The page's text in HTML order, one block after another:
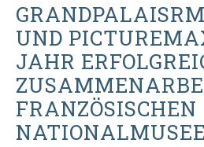
UND
JAHR
FRANZÖSISCHEN